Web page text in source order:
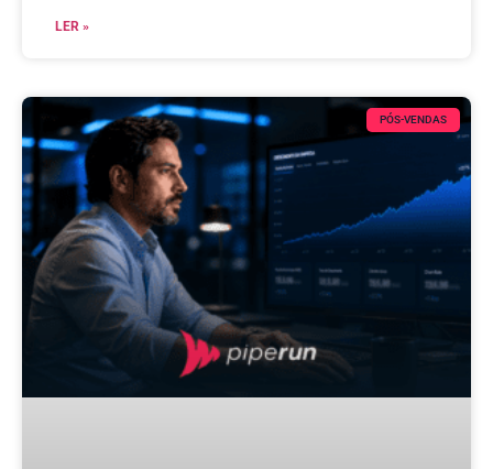
LER »
PÓS-VENDAS